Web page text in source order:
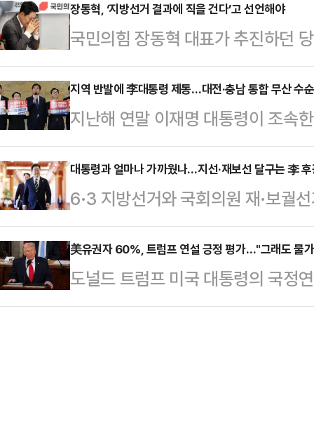
(현지시간) 전 거래일보다
을 마쳤다. 대형주 위주의 스탠더
인트(0.81%) 상승한 6946.14에,
288.40(1.26%)포인트 뛴 2만
비디아는 실적 발표를 앞두고
장동혁, ‘지방선거 결과에 직을 건다’고 선언해야
국민의힘 장동혁 대표가 추진하던
민을 대상으로 당명을 공모해 최종
의에서 제동이 걸린 것이다. “당명
뤄지는 것이어서 지방선거까지 심
방선거를 불과 100일도 안 남겨둔
리였다. 당 소속 후보들이 새로운
자들에게 혼란을 줘서 오히려 불리
당명 개정을 추진했던 …
지역 반발에 李대통령 제동…대전·충남 통합 무산 수
지난해 연말 이재명 대통령이 조속
충남 행정통합이 암초를 만났다. 시
어, 이 대통령 역시 지역 동의 없는
방선거 내 통합은 사실상 어려워졌
면, 이 대통령은 전날 엑스(X·옛 트
반대하고 있다"며 "천년의 역사를
없이 일방적으로 강행할 수는 없다
소한 해당…
대통령과 얼마나 가까웠나…지선·재보선 달구는 李
6·3 지방선거와 국회의원 재·보궐
중심으로 빠르게 재정렬되는 양상
화두는 '대통령과의 직접적인 접점'
넘어 이 대통령과 얼마나 가까이에
이나 이른바 '샤라웃'(shout out)을
美유권자 60%, 트럼프 연설 긍정 평가…"그래도 물
도널드 트럼프 미국 대통령의 국정
평가를 내렸다고 미 CNN 방송이